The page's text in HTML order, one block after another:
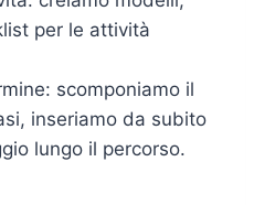
per le attività
scomponiamo il
inseriamo da subito
lungo il percorso.